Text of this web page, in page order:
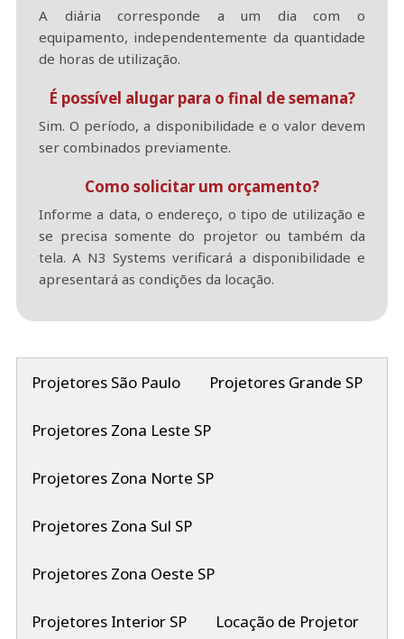
A diária corresponde a um dia com o
equipamento, independentemente da quantidade
de horas de utilização.
É possível alugar para o final de semana?
Sim. O período, a disponibilidade e o valor devem
ser combinados previamente.
Como solicitar um orçamento?
Informe a data, o endereço, o tipo de utilização e
se precisa somente do projetor ou também da
tela. A N3 Systems verificará a disponibilidade e
apresentará as condições da locação.
Projetores São Paulo Projetores Grande SP
Projetores Zona Leste SP
Projetores Zona Norte SP
Projetores Zona Sul SP
Projetores Zona Oeste SP
Projetores Interior SP Locação de Projetor